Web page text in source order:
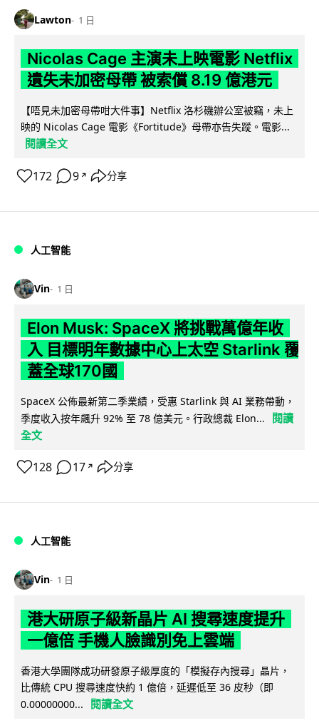
Lawton 1 日
Nicolas Cage 主演未上映電影 Netflix
遺失未加密母帶 被索償 8.19 億港元
【唔見未加密母帶咁大件事】Netflix 洛杉磯辦公室被竊，未上
映的 Nicolas Cage 電影《Fortitude》母帶亦告失蹤。電影...
閱讀全文
172 9 ↗ 分享
人工智能
Vin 1 日
Elon Musk: SpaceX 將挑戰萬億年收
入 目標明年數據中心上太空 Starlink 覆
蓋全球170國
SpaceX 公佈最新第二季業績，受惠 Starlink 與 AI 業務帶動，
季度收入按年飆升 92% 至 78 億美元。行政總裁 Elon...
閱讀
全文
128 17 ↗ 分享
人工智能
Vin 1 日
港大研原子級新晶片 AI 搜尋速度提升
一億倍 手機人臉識別免上雲端
香港大學團隊成功研發原子級厚度的「模擬存內搜尋」晶片，
比傳統 CPU 搜尋速度快約 1 億倍，延遲低至 36 皮秒（即
0.00000000...
閱讀全文